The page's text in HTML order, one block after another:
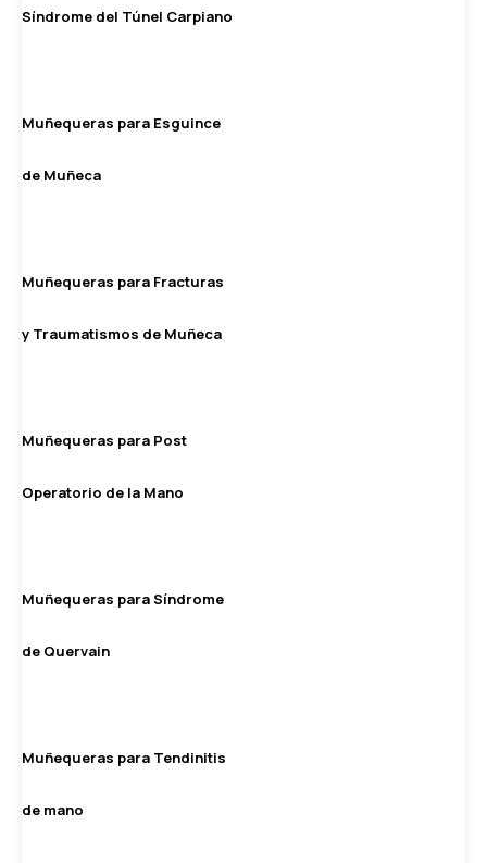
Síndrome del Túnel Carpiano
Muñequeras para Esguince
de Muñeca
Muñequeras para Fracturas
y Traumatismos de Muñeca
Muñequeras para Post
Operatorio de la Mano
Muñequeras para Síndrome
de Quervain
Muñequeras para Tendinitis
de mano